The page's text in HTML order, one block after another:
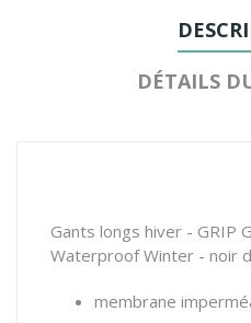
DÉTAILS
Gants longs hiver - GRIP
Waterproof Winter - noir
membrane